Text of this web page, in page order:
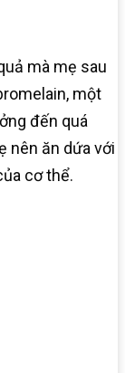
mà mẹ sau
một
đến quá
nên ăn dứa với
cơ thể.